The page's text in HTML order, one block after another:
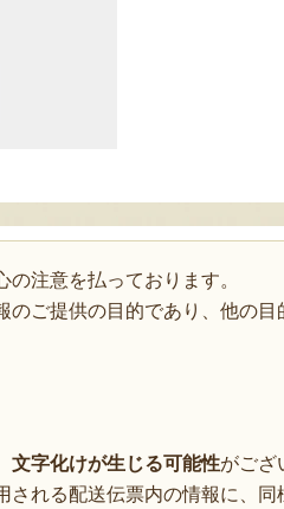
注意を払っております。
ご提供の目的であり、他の目
文字化けが生じる可能性がござ
される配送伝票内の情報に、同